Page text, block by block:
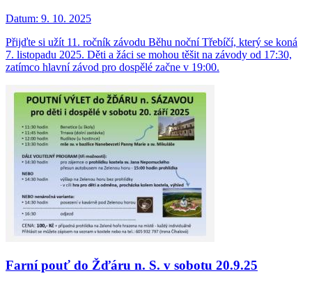
Datum: 9. 10. 2025
Přijďte si užít 11. ročník závodu Běhu noční Třebíčí, který se koná
7. listopadu 2025. Děti a žáci se mohou těšit na závody od 17:30,
zatímco hlavní závod pro dospělé začne v 19:00.
Farní pouť do Žďáru n. S. v sobotu 20.9.25